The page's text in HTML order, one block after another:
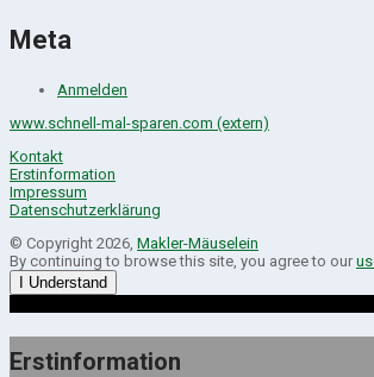
Meta
Anmelden
www.schnell-mal-sparen.com (extern)
Kontakt
Erstinformation
Impressum
Datenschutzerklärung
© Copyright 2026, Makler-Mäuselein
By continuing to browse this site, you agree to our
I Understand
Erstinformation